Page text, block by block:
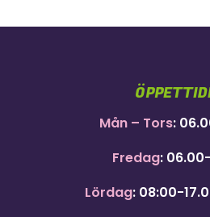
Mån – Tors:
Fredag:
Lördag: 08:00-